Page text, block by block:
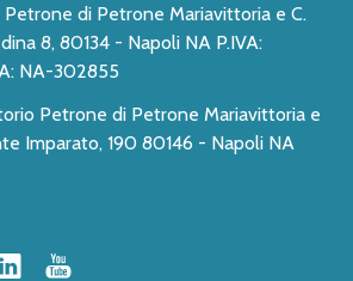
Petrone di Petrone Mariavittoria e C.
NA P.IVA:
NA-302855
Petrone di Petrone Mariavittoria e
Imparato, 190 80146 - Napoli NA